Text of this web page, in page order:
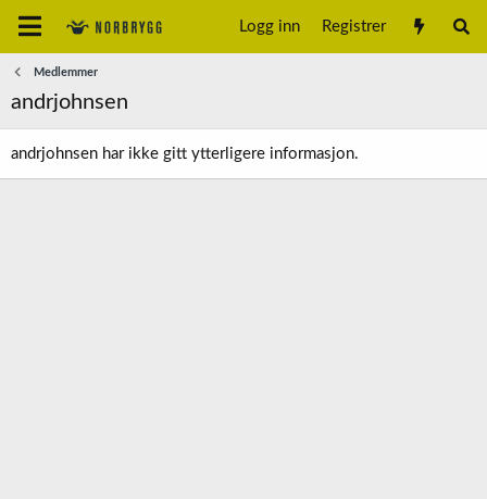
Logg inn Registrer
Medlemmer
andrjohnsen
andrjohnsen har ikke gitt ytterligere informasjon.